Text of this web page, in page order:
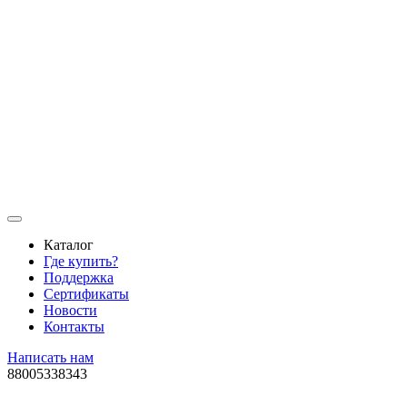
Каталог
Где купить?
Поддержка
Сертификаты
Новости
Контакты
Написать нам
88005338343